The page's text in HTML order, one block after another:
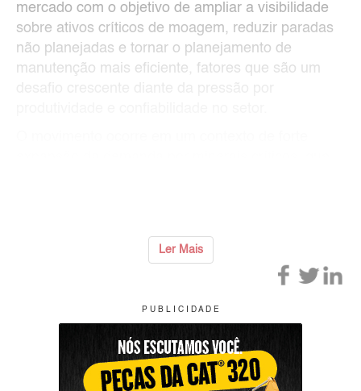
mercado com o objetivo de ampliar a visibilidade
sobre ativos críticos de moagem, reduzir paradas
não planejadas e tornar o planejamento de
manutenção mais eficiente, fatores que são um
Ler Mais
P U B L I C I D A D E